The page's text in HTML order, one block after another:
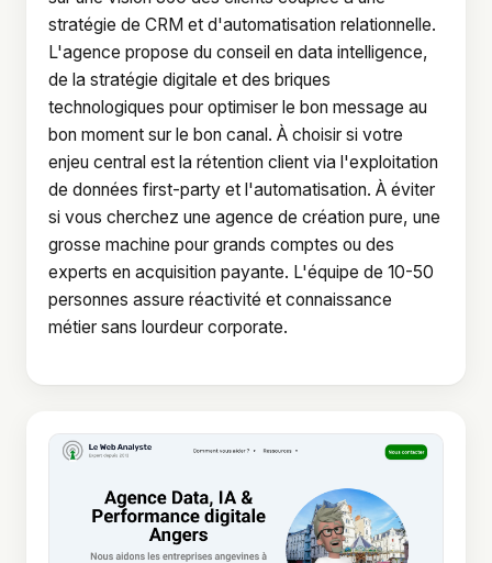
stratégie de CRM et d'automatisation relationnelle.
L'agence propose du conseil en data intelligence,
de la stratégie digitale et des briques
technologiques pour optimiser le bon message au
bon moment sur le bon canal. À choisir si votre
enjeu central est la rétention client via l'exploitation
de données first-party et l'automatisation. À éviter
si vous cherchez une agence de création pure, une
grosse machine pour grands comptes ou des
experts en acquisition payante. L'équipe de 10-50
personnes assure réactivité et connaissance
métier sans lourdeur corporate.